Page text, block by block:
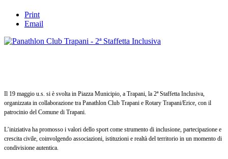
Print
Email
Il 19 maggio u.s. si è svolta in Piazza Municipio, a Trapani, la 2ª Staffetta Inclusiva,
organizzata in collaborazione tra Panathlon Club Trapani e Rotary Trapani/Erice, con il
patrocinio del Comune di Trapani.
L’iniziativa ha promosso i valori dello sport come strumento di inclusione, partecipazione e
crescita civile, coinvolgendo associazioni, istituzioni e realtà del territorio in un momento di
condivisione autentica.